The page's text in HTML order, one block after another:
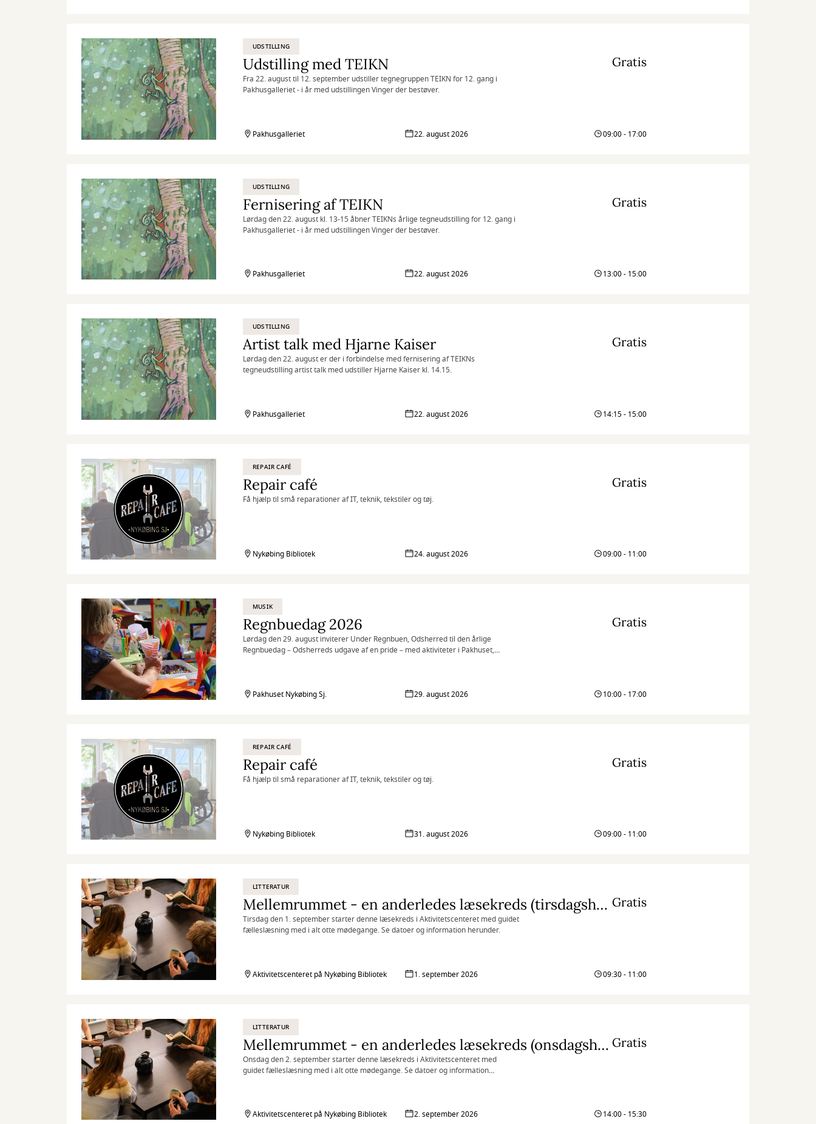
UDSTILLING
Udstilling med TEIKN
Fra 22. august til 12. september udstiller tegnegruppen TEIKN for 12. gang i
Pakhusgalleriet - i år med udstillingen Vinger der bestøver.
Gratis
Pakhusgalleriet 22. august 2026 09:00 - 17:00
UDSTILLING
Fernisering af TEIKN
Lørdag den 22. august kl. 13-15 åbner TEIKNs årlige tegneudstilling for 12. gang i
Pakhusgalleriet - i år med udstillingen Vinger der bestøver.
Gratis
Pakhusgalleriet 22. august 2026 13:00 - 15:00
UDSTILLING
Artist talk med Hjarne Kaiser
Lørdag den 22. august er der i forbindelse med fernisering af TEIKNs
tegneudstilling artist talk med udstiller Hjarne Kaiser kl. 14.15.
Gratis
Pakhusgalleriet 22. august 2026 14:15 - 15:00
REPAIR CAFÉ
Repair café
Få hjælp til små reparationer af IT, teknik, tekstiler og tøj.
Gratis
Nykøbing Bibliotek 24. august 2026 09:00 - 11:00
MUSIK
Regnbuedag 2026
Lørdag den 29. august inviterer Under Regnbuen, Odsherred til den årlige
Regnbuedag – Odsherreds udgave af en pride – med aktiviteter i Pakhuset,
Gratis
Pakhuset Nykøbing Sj. 29. august 2026 10:00 - 17:00
REPAIR CAFÉ
Repair café
Få hjælp til små reparationer af IT, teknik, tekstiler og tøj.
Gratis
Nykøbing Bibliotek 31. august 2026 09:00 - 11:00
LITTERATUR
Mellemrummet - en anderledes læsekreds (tirsdagshold)
Tirsdag den 1. september starter denne læsekreds i Aktivitetscenteret med guidet
fælleslæsning med i alt otte mødegange. Se datoer og information herunder.
Gratis
Aktivitetscenteret på Nykøbing Bibliotek 1. september 2026 09:30 - 11:00
LITTERATUR
Mellemrummet - en anderledes læsekreds (onsdagshold)
Onsdag den 2. september starter denne læsekreds i Aktivitetscenteret med
guidet fælleslæsning med i alt otte mødegange. Se datoer og information
Gratis
Aktivitetscenteret på Nykøbing Bibliotek 2. september 2026 14:00 - 15:30